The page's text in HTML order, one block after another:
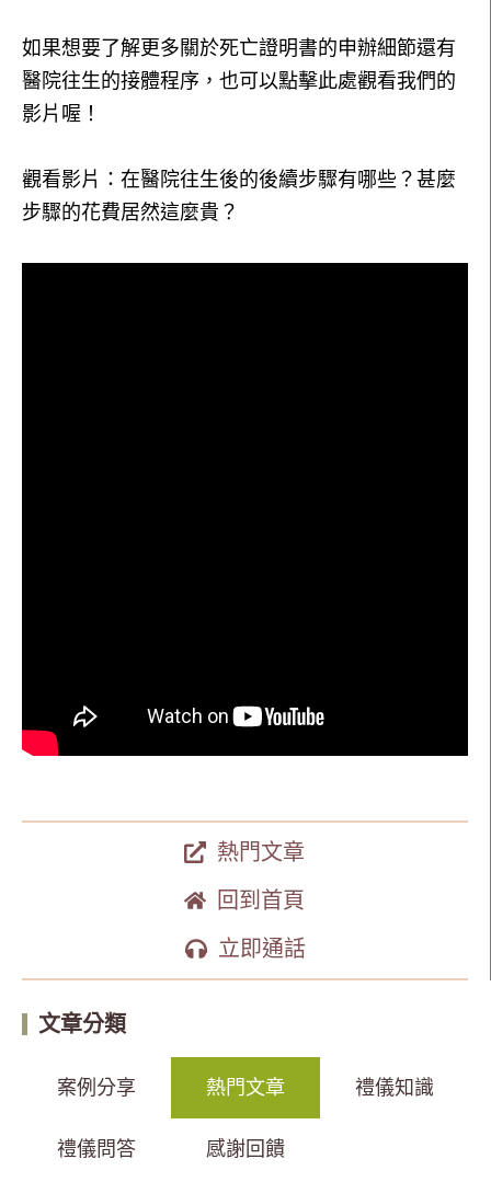
如果想要了解更多關於死亡證明書的申辦細節還有
醫院往生的接體程序，也可以點擊此處觀看我們的
影片喔！
觀看影片：在醫院往生後的後續步驟有哪些？甚麼
步驟的花費居然這麼貴？
熱門文章
回到首頁
立即通話
文章分類
案例分享 熱門文章 禮儀知識
禮儀問答 感謝回饋